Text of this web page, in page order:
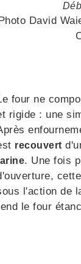
David
four ne
rigide : une
recouvert
. Une fois
l'action de
le four